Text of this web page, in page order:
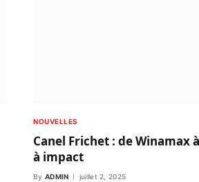
NOUVELLES
Canel Frichet : de Winamax
à impact
By ADMIN juillet 2, 2025